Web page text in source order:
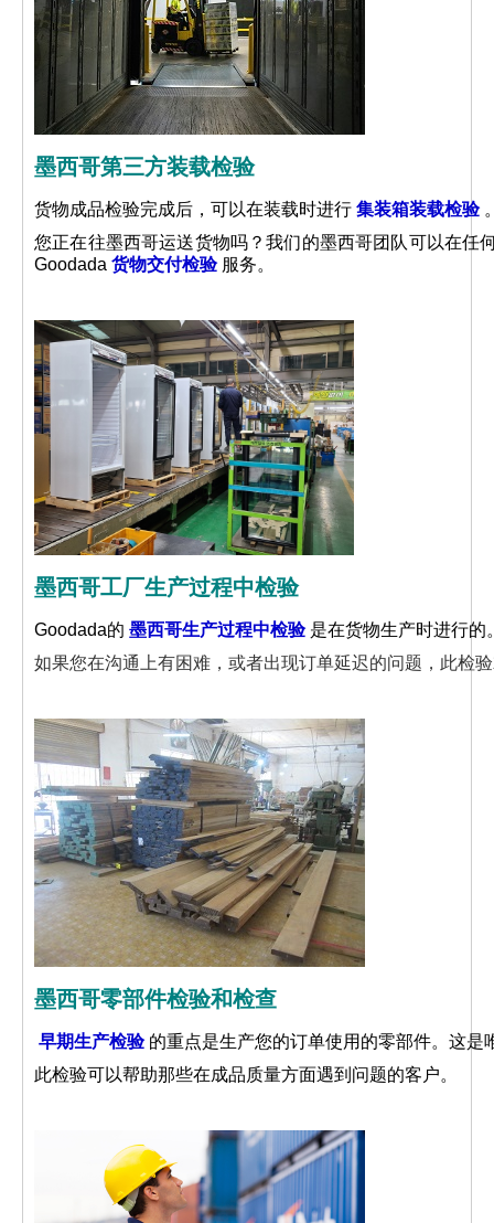
墨西哥第三方装载检验
货物成品检验完成后，可以在装载时进行 集装箱装载检验
您正在往墨西哥运送货物吗？我们的墨西哥团队可以在任
Goodada 货物交付检验服务。
墨西哥工厂生产过程中检验
Goodada的 墨西哥生产过程中检验是在货物生产时进行的
如果您在沟通上有困难，或者出现订单延迟的问题，此检
墨西哥零部件检验和检查
早期生产检验的重点是生产您的订单使用的零部件。这是
此检验可以帮助那些在成品质量方面遇到问题的客户。